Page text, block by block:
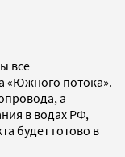
все
«Южного потока».
а
в водах РФ,
будет готово в